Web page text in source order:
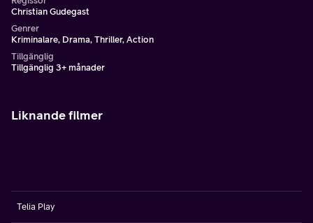
Christian Gudegast
Genrer
Kriminalare, Drama, Thriller, Action
Tillgänglig
Tillgänglig 3+ månader
Liknande filmer
Telia Play